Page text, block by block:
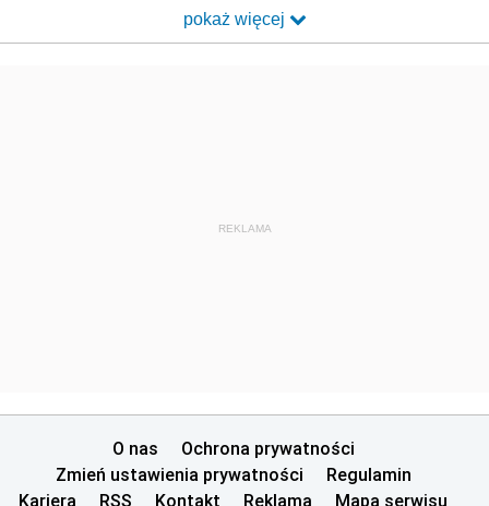
pokaż więcej
REKLAMA
O nas
Ochrona prywatności
Zmień ustawienia prywatności
Regulamin
Kariera
RSS Kontakt Reklama Mapa serwisu